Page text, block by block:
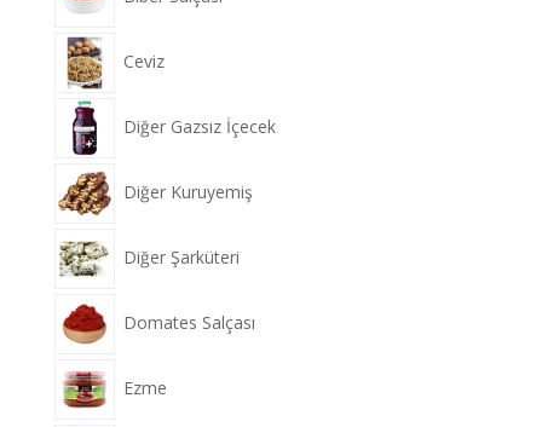
Ceviz
Diğer Gazsız İçecek
Diğer Kuruyemiş
Diğer Şarküteri
Domates Salçası
Ezme